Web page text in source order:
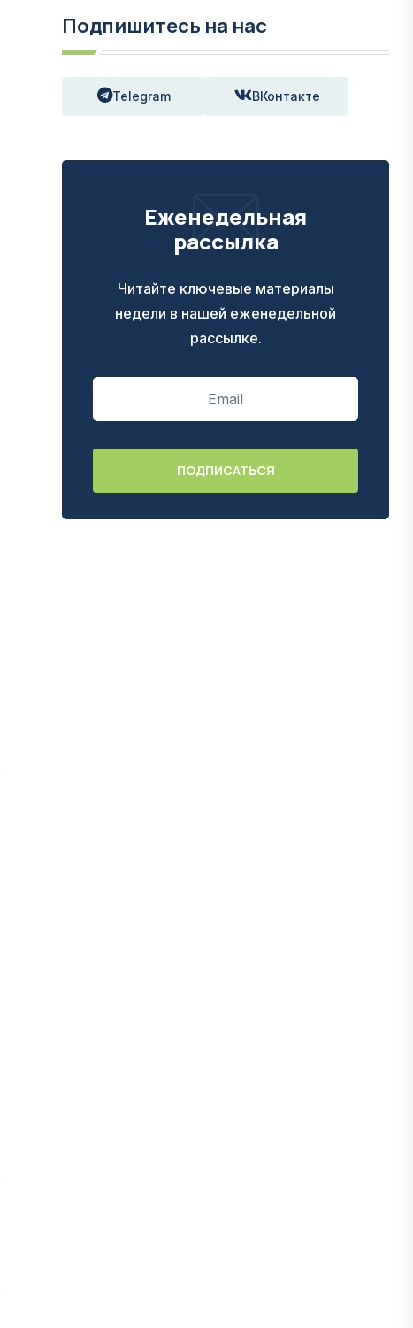
Подпишитесь на нас
Telegram ВКонтакте
Еженедельная
рассылка
Читайте ключевые материалы
недели в нашей еженедельной
рассылке.